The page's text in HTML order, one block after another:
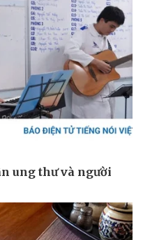
Ô tô - Xe máy
Tư vấn